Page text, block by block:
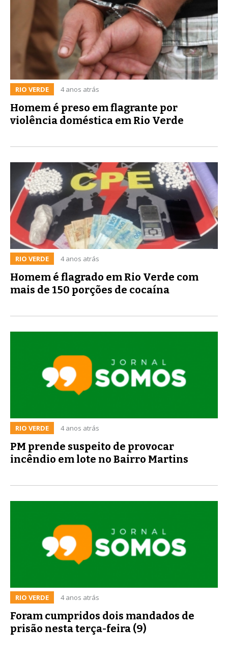
RIO VERDE 4 anos atrás
Homem é preso em flagrante por
violência doméstica em Rio Verde
RIO VERDE 4 anos atrás
Homem é flagrado em Rio Verde com
mais de 150 porções de cocaína
RIO VERDE 4 anos atrás
PM prende suspeito de provocar
incêndio em lote no Bairro Martins
RIO VERDE 4 anos atrás
Foram cumpridos dois mandados de
prisão nesta terça-feira (9)